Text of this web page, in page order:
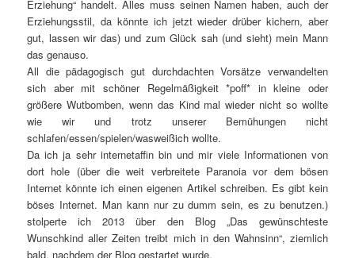
Erziehung“ handelt. Alles muss seinen Namen haben, auch der
Erziehungsstil, da könnte ich jetzt wieder drüber kichern, aber
gut, lassen wir das) und zum Glück sah (und sieht) mein Mann
das genauso.
All die pädagogisch gut durchdachten Vorsätze verwandelten
sich aber mit schöner Regelmäßigkeit *poff* in kleine oder
größere Wutbomben, wenn das Kind mal wieder nicht so wollte
wie wir und trotz unserer Bemühungen nicht
schlafen/essen/spielen/wasweißich wollte.
Da ich ja sehr internetaffin bin und mir viele Informationen von
dort hole (über die weit verbreitete Paranoia vor dem bösen
Internet könnte ich einen eigenen Artikel schreiben. Es gibt kein
böses Internet. Man kann nur zu dumm sein, es zu benutzen.)
stolperte ich 2013 über den Blog „Das gewünschteste
Wunschkind aller Zeiten treibt mich in den Wahnsinn“, ziemlich
bald, nachdem der Blog gestartet wurde.